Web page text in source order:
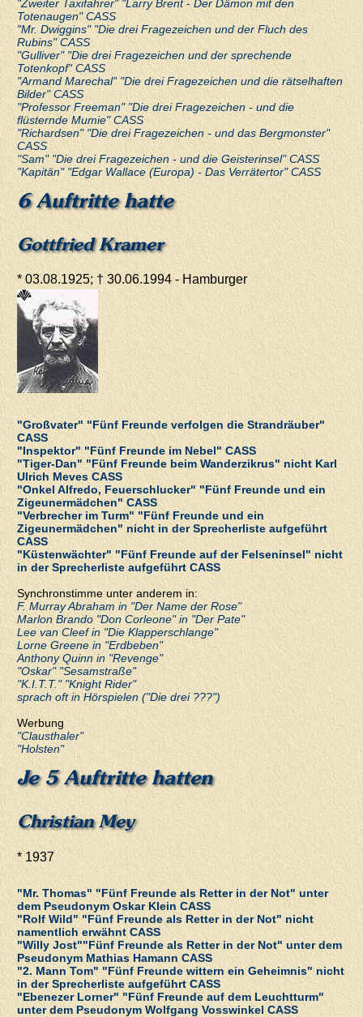
"Zweiter Taxifahrer" "Larry Brent - Der Dämon mit den
Totenaugen" CASS
"Mr. Dwiggins" "Die drei Fragezeichen und der Fluch des
Rubins" CASS
"Gulliver" "Die drei Fragezeichen und der sprechende
Totenkopf" CASS
"Armand Marechal" "Die drei Fragezeichen und die rätselhaften
Bilder" CASS
"Professor Freeman" "Die drei Fragezeichen - und die
flüsternde Mumie" CASS
"Richardsen" "Die drei Fragezeichen - und das Bergmonster"
CASS
"Sam" "Die drei Fragezeichen - und die Geisterinsel" CASS
"Kapitän" "Edgar Wallace (Europa) - Das Verrätertor" CASS
6 Auftritte hatte
Gottfried Kramer
* 03.08.1925; † 30.06.1994 - Hamburger
"Großvater" "Fünf Freunde verfolgen die Strandräuber"
CASS
"Inspektor" "Fünf Freunde im Nebel" CASS
"Tiger-Dan" "Fünf Freunde beim Wanderzikrus" nicht Karl
Ulrich Meves CASS
"Onkel Alfredo, Feuerschlucker" "Fünf Freunde und ein
Zigeunermädchen" CASS
"Verbrecher im Turm" "Fünf Freunde und ein
Zigeunermädchen" nicht in der Sprecherliste aufgeführt
CASS
"Küstenwächter" "Fünf Freunde auf der Felseninsel" nicht
in der Sprecherliste aufgeführt CASS
Synchronstimme unter anderem in:
F. Murray Abraham in "Der Name der Rose"
Marlon Brando "Don Corleone" in "Der Pate"
Lee van Cleef in "Die Klapperschlange"
Lorne Greene in "Erdbeben"
Anthony Quinn in "Revenge"
"Oskar" "Sesamstraße"
"K.I.T.T." "Knight Rider"
sprach oft in Hörspielen ("Die drei ???")
Werbung
"Clausthaler"
"Holsten"
Je 5 Auftritte hatten
Christian Mey
* 1937
"Mr. Thomas" "Fünf Freunde als Retter in der Not" unter
dem Pseudonym Oskar Klein CASS
"Rolf Wild" "Fünf Freunde als Retter in der Not" nicht
namentlich erwähnt CASS
"Willy Jost""Fünf Freunde als Retter in der Not" unter dem
Pseudonym Mathias Hamann CASS
"2. Mann Tom" "Fünf Freunde wittern ein Geheimnis" nicht
in der Sprecherliste aufgeführt CASS
"Ebenezer Lorner" "Fünf Freunde auf dem Leuchtturm"
unter dem Pseudonym Wolfgang Vosswinkel CASS